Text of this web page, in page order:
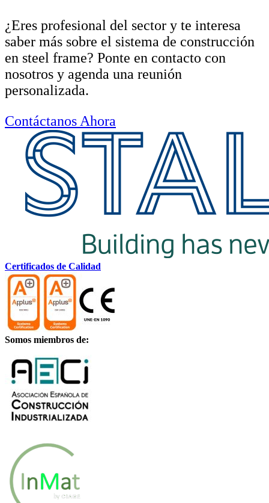
¿Eres profesional del sector y te interesa
saber más sobre el sistema de construcción
en steel frame? Ponte en contacto con
nosotros y agenda una reunión
personalizada.
Contáctanos Ahora
Certificados de Calidad
Somos miembros de: